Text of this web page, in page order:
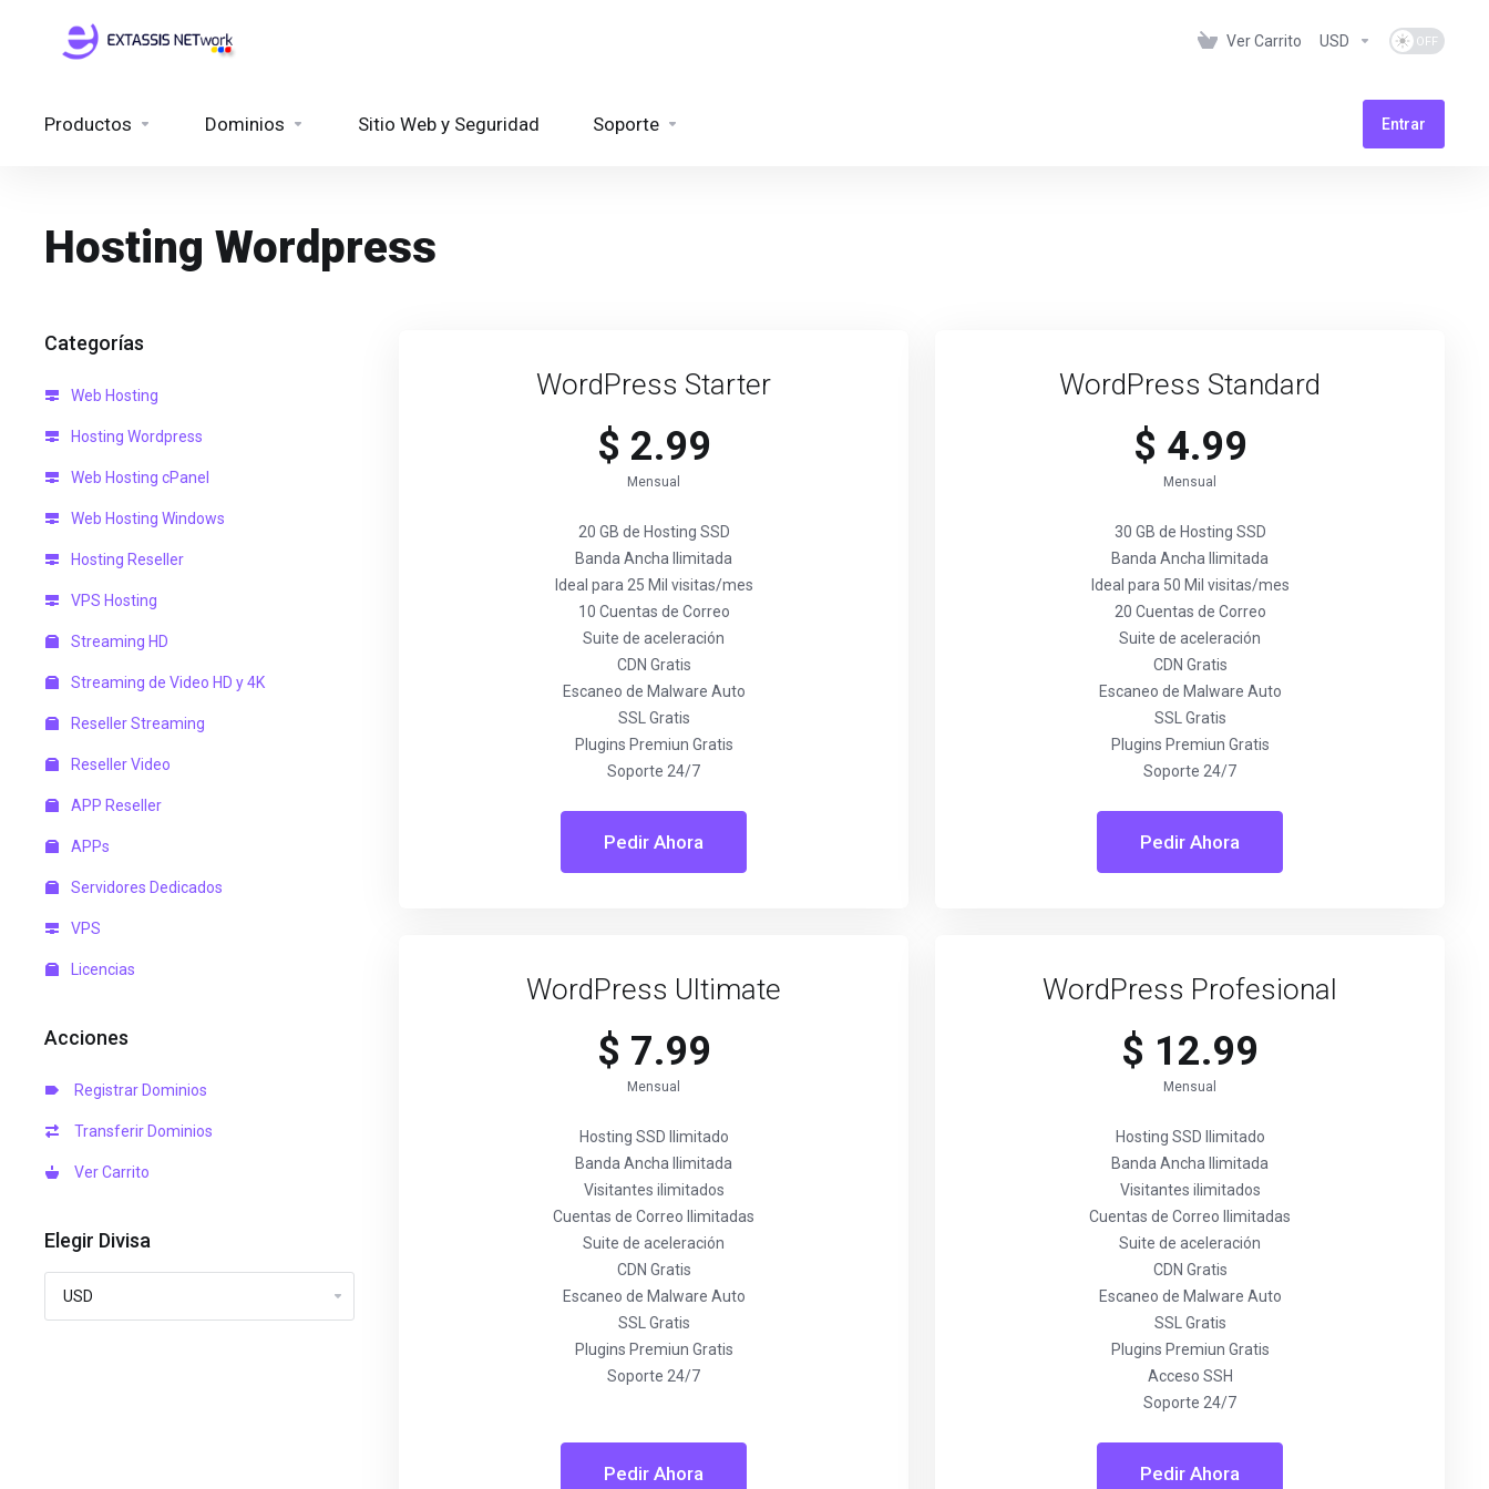
Ver Carrito USD
Productos Dominios Sitio Web y Seguridad Soporte Entrar
Hosting Wordpress
Categorías
Web Hosting
Hosting Wordpress
Web Hosting cPanel
Web Hosting Windows
Hosting Reseller
VPS Hosting
Streaming HD
Streaming de Video HD y 4K
Reseller Streaming
Reseller Video
APP Reseller
APPs
Servidores Dedicados
VPS
Licencias
Acciones
Registrar Dominios
Transferir Dominios
Ver Carrito
Elegir Divisa
WordPress Starter
$ 2.99
Mensual
20 GB de Hosting SSD
Banda Ancha Ilimitada
Ideal para 25 Mil visitas/mes
10 Cuentas de Correo
Suite de aceleración
CDN Gratis
Escaneo de Malware Auto
SSL Gratis
Plugins Premiun Gratis
Soporte 24/7
Pedir Ahora
WordPress Standard
$ 4.99
Mensual
30 GB de Hosting SSD
Banda Ancha Ilimitada
Ideal para 50 Mil visitas/mes
20 Cuentas de Correo
Suite de aceleración
CDN Gratis
Escaneo de Malware Auto
SSL Gratis
Plugins Premiun Gratis
Soporte 24/7
Pedir Ahora
WordPress Ultimate
$ 7.99
Mensual
Hosting SSD Ilimitado
Banda Ancha Ilimitada
Visitantes ilimitados
Cuentas de Correo Ilimitadas
Suite de aceleración
CDN Gratis
Escaneo de Malware Auto
SSL Gratis
Plugins Premiun Gratis
Soporte 24/7
Pedir Ahora
WordPress Profesional
$ 12.99
Mensual
Hosting SSD Ilimitado
Banda Ancha Ilimitada
Visitantes ilimitados
Cuentas de Correo Ilimitadas
Suite de aceleración
CDN Gratis
Escaneo de Malware Auto
SSL Gratis
Plugins Premiun Gratis
Acceso SSH
Soporte 24/7
Pedir Ahora